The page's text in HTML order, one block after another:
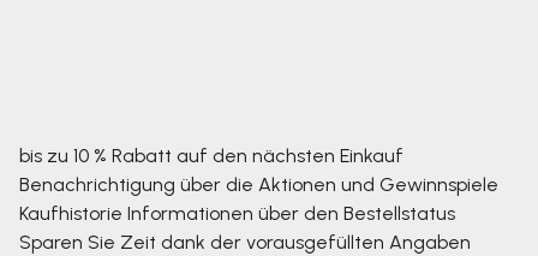
bis zu 10 % Rabatt auf den nächsten Einkauf
Benachrichtigung über die Aktionen und Gewinnspiele
Kaufhistorie Informationen über den Bestellstatus
Sparen Sie Zeit dank der vorausgefüllten Angaben